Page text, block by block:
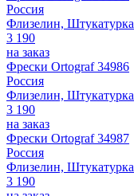
Россия
Флизелин, Штукатурка
3 190
на заказ
Фрески Ortograf 34986
Россия
Флизелин, Штукатурка
3 190
на заказ
Фрески Ortograf 34987
Россия
Флизелин, Штукатурка
3 190